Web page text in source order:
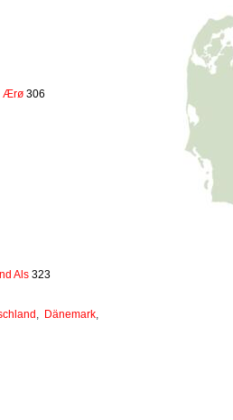
Ærø 306
Als 323
, Dänemark,